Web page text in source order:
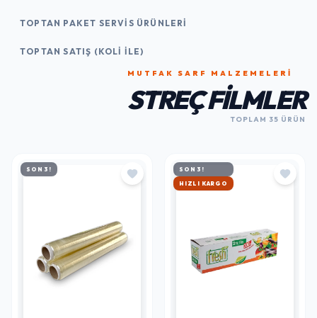
TOPTAN PAKET SERVIS ÜRÜNLERI
TOPTAN SATIŞ (KOLI İLE)
MUTFAK SARF MALZEMELERI
STREÇ FILMLER
TOPLAM 35 ÜRÜN
SON 3!
SON 3!
HIZLI KARGO